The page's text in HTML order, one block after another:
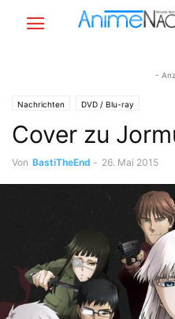
-
Nachrichten DVD / Blu-ray
Cover zu
Von BastiTheEnd - 26. Mai 2015